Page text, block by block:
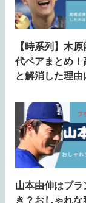
【時系列】木
代ペアまとめ！
と解消した理由
山本由伸はブラ
き？おしゃれな